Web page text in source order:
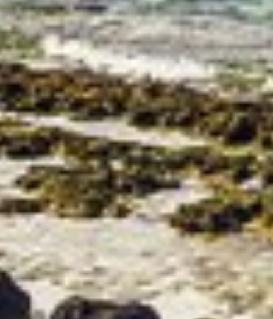
Používání profilů pro výběr
personalizovaného obsahu
Měření výkonu reklam
Měření výkonu obsahu
Porozumění publiku prostřednictvím
statistik nebo kombinací údajů z různých
zdrojů
Rozvoj a zlepšování služeb
Použití omezených údajů k výběru obsahu
Speciální funkce IAB:
Používání přesných údajů o zeměpisné
poloze
Identifikace zařízení na základě aktivně
vyžádaných informací
Účely zpracování, které nesouvisejí s IAB:
Nezbytné
Výkon